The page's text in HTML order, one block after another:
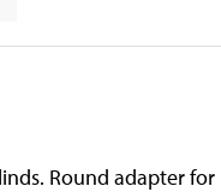
Round adapter